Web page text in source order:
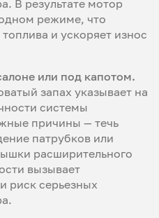
В результате мотор
режиме, что
и ускоряет износ
или под капотом.
запах указывает на
системы
причины — течь
патрубков или
расширительного
вызывает
риск серьезных